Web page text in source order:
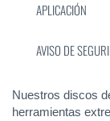
Nuestros discos
herramientas
APLICACIÓN
AVISO DE